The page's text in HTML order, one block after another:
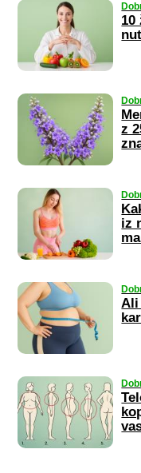
10
z
iz
Ali